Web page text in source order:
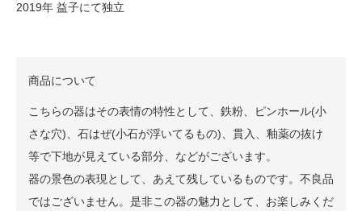
2019年 益子にて独立
商品について
こちらの器はその表情の特性として、鉄粉、ピンホール(小
さな穴)、石はぜ(小石が浮いてるもの)、貫入、釉薬の抜け
等で下地が見えている部分、などがございます。
器の景色の表現として、あえて残しているものです。不良品
ではございません。是非この器の魅力として、お楽しみくだ